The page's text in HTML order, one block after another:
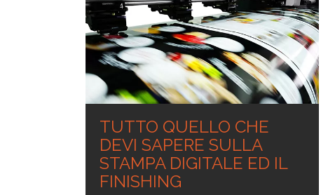
Lavorazione materiali
termoplastici
TUTTO QUELLO CHE
DEVI SAPERE SULLA
STAMPA DIGITALE ED IL
FINISHING